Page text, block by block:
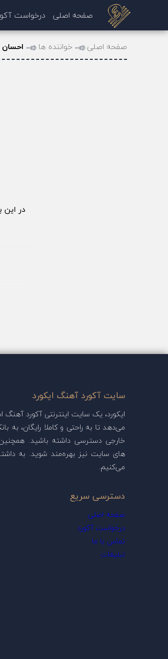
صفحه اصلی درخواست
صفحه اصلی خواننده ها احسان
در
سایت آکورد آهنگ ایکورد
ایکورد، یک سایت اینترنتی آکورد
می‌دهد تا به راحتی و کاملا رایگان، به
خارجی دسترسی داشته باشید.
های سایت نیز بهره‌مند شوید. به
می‌کنیم.
دسترسی سریع
صفحه اصلی
درخواست آکورد
تماس با ما
تبلیغات